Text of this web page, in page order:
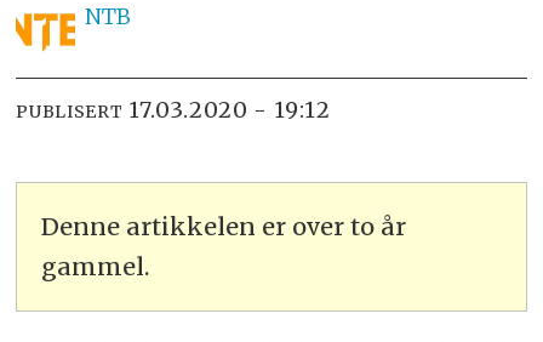
NTB
PUBLISERT 17.03.2020 - 19:12
Denne artikkelen er over to år
gammel.